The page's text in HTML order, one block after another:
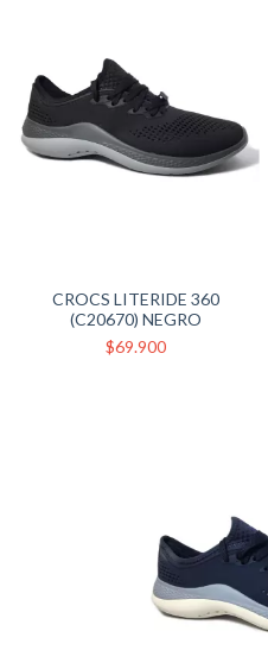
CROCS LITERIDE 360
(C20670) NEGRO
$69.900